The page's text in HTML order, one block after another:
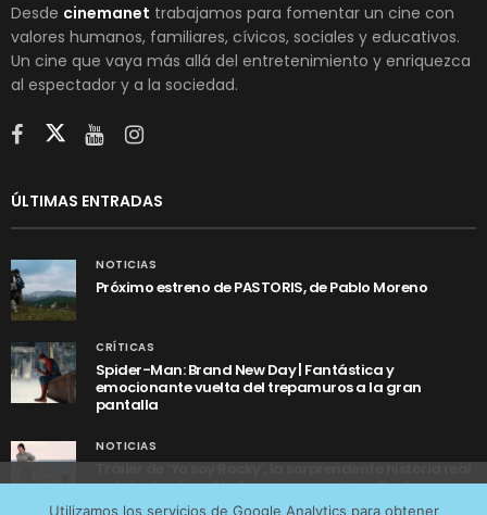
Desde cinemanet trabajamos para fomentar un cine con
valores humanos, familiares, cívicos, sociales y educativos.
Un cine que vaya más allá del entretenimiento y enriquezca
al espectador y a la sociedad.
ÚLTIMAS ENTRADAS
NOTICIAS
Próximo estreno de PASTORIS, de Pablo Moreno
CRÍTICAS
Spider-Man: Brand New Day | Fantástica y
emocionante vuelta del trepamuros a la gran
pantalla
NOTICIAS
Tráiler de ‘Yo soy Rocky’, la sorprendente historia real
detrás de cómo Stallone se convirtió en Rocky
Utilizamos los servicios de Google Analytics para obtener